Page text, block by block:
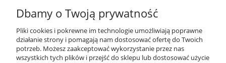
O FIRMIE
INFORMACJE
Dbamy o Twoją prywatność
Pliki cookies i pokrewne im technologie umożliwiają poprawne
działanie strony i pomagają nam dostosować ofertę do Twoich
potrzeb. Możesz zaakceptować wykorzystanie przez nas
wszystkich tych plików i przejść do sklepu lub dostosować użycie